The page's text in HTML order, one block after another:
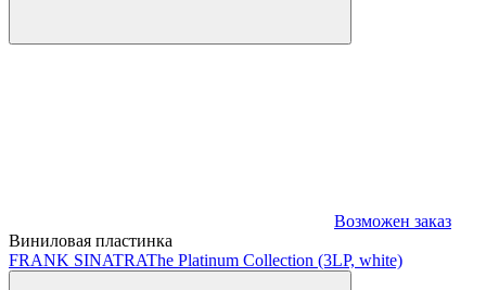
Возможен заказ
Виниловая пластинка
FRANK SINATRAThe Platinum Collection (3LP, white)